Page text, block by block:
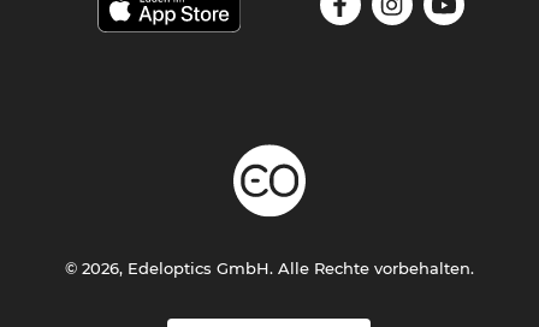
© 2026, Edeloptics GmbH. Alle Rechte vorbehalten.